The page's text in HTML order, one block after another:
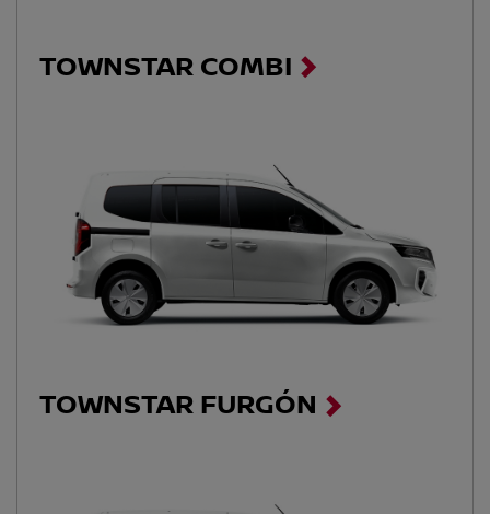
TOWNSTAR COMBI
TOWNSTAR FURGÓN